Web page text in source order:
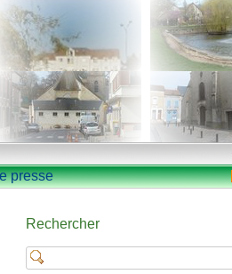
presse
Rechercher